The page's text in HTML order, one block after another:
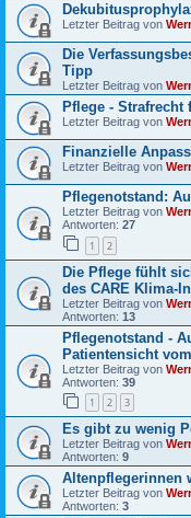
Letzter Beitrag von
Die
Tipp
Letzter Beitrag von
Pflege -
Letzter Beitrag von
Finanzielle
Letzter Beitrag von
Pflegenotstand:
Letzter Beitrag von
Antworten: 27
1 2
Die Pflege fühlt
des CARE Klima-
Letzter Beitrag von
Antworten: 13
Pflegenotstand -
Patientensicht
Letzter Beitrag von
Antworten: 39
1 2 3
Es gibt zu wenig
Letzter Beitrag von
Antworten: 9
Altenpflegerinnen
Letzter Beitrag von
Antworten: 3